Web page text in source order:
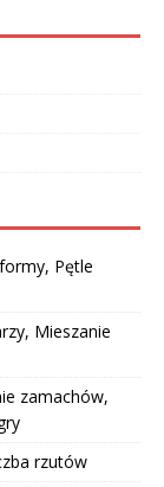
Pętle
Mieszanie
zamachów,
rzutów